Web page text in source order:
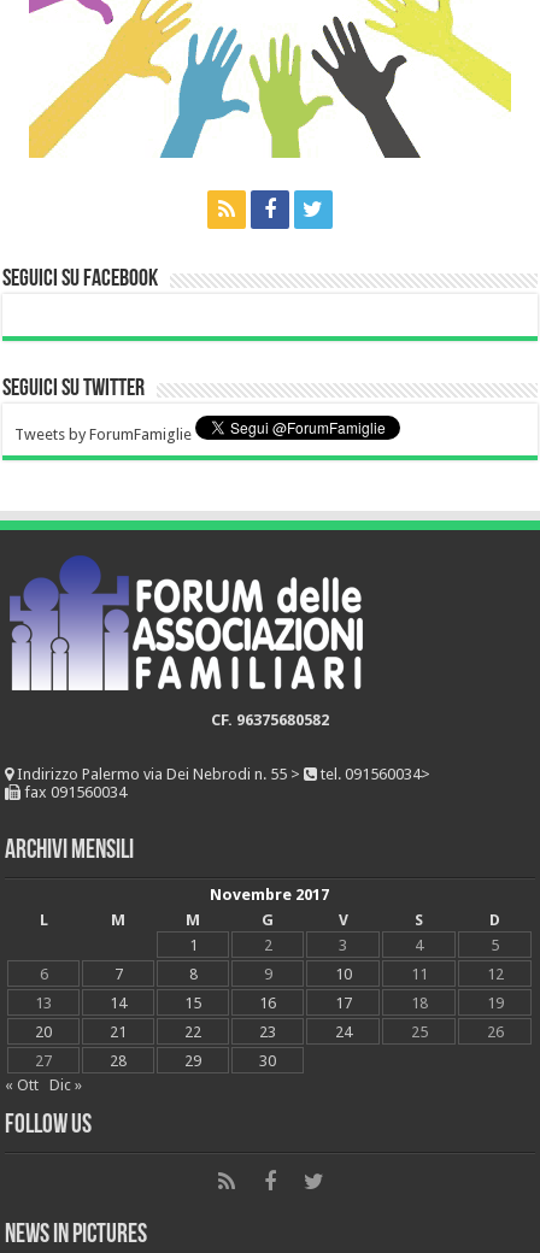
Seguici su Facebook
Seguici su Twitter
Tweets by ForumFamiglie
CF. 96375680582
IndirizzoPalermo via Dei Nebrodi n. 55 >
tel. 091560034>
fax 091560034
Archivi mensili
Novembre 2017
L
M M G V S
D
1
2 3 4
5
6
7 8 9 10 11
12
13
14 15 16 17 18
19
20
21 22 23 24 25
26
27
28 29
30
« Ott
Dic »
Follow Us
News in Pictures